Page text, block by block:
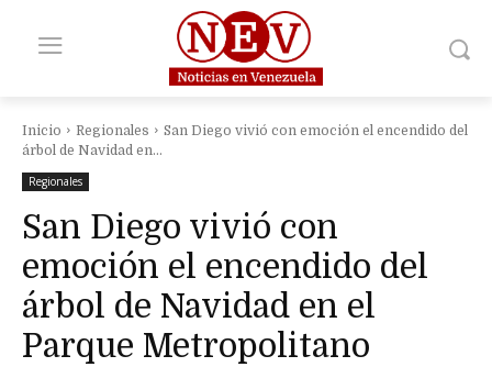
Inicio Regionales
San Diego vivió con emoción el encendido del
árbol de Navidad en...
Regionales
San Diego vivió con
emoción el encendido del
árbol de Navidad en el
Parque Metropolitano